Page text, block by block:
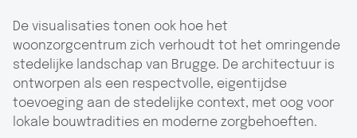
De visualisaties tonen ook hoe het
woonzorgcentrum zich verhoudt tot het omringende
stedelijke landschap van Brugge. De architectuur is
ontworpen als een respectvolle, eigentijdse
toevoeging aan de stedelijke context, met oog voor
lokale bouwtradities en moderne zorgbehoeften.